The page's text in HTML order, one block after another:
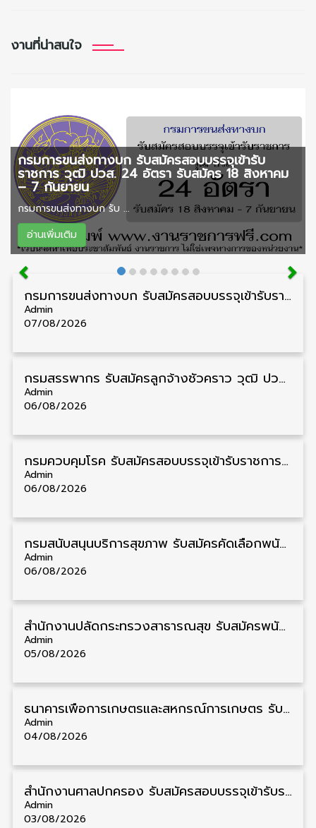
งานที่น่าสนใจ
กรมการขนส่งทางบก รับสมัครสอบบรรจุเข้ารับ
ราชการ วุฒิ ปวส. 24 อัตรา รับสมัคร 18 สิงหาคม
– 7 กันยายน
กรมการขนส่งทางบก รับ ...
อ่านเพิ่มเติม
กรมการขนส่งทางบก รับสมัครสอบบรรจุเข้ารับราชการ วุฒิ ปวส. 24 อัตรา รับสมัคร 18 สิงหาคม – 7 กันยายน
Admin
07/08/2026
กรมสรรพากร รับสมัครลูกจ้างชั่วคราว วุฒิ ปวช./ป.ตรี 138 อัตรา รับสมัคร 17 – 31 สิงหาคม
Admin
06/08/2026
กรมควบคุมโรค รับสมัครสอบบรรจุเข้ารับราชการ วุฒิ ปวส./ป.ตรี 17 อัตรา รับสมัคร 17 สิงหาคม – 4 กันยายน
Admin
06/08/2026
กรมสนับสนุนบริการสุขภาพ รับสมัครคัดเลือกพนักงานราชการ วุฒิ ปวส./ป.ตรี 13 อัตรา รับสมัคร 11 – 20 สิงหาคม
Admin
06/08/2026
สำนักงานปลัดกระทรวงสาธารณสุข รับสมัครพนักงานราชการรูปแบบพิเศษ วุฒิ ปวส./ป.ตรี 102 อัตรา รับสมัคร 17 – 28 สิงหาคม
Admin
05/08/2026
ธนาคารเพื่อการเกษตรและสหกรณ์การเกษตร รับสมัครบุคคลเพื่อเป็นผู้ช่วยพนักงาน วุฒิ ป.ตรี 5 อัตรา รับสมัคร 4 – 14 สิงหาคม
Admin
04/08/2026
สํานักงานศาลปกครอง รับสมัครสอบบรรจุเข้ารับราชการ วุฒิ ป.ตรี 72 อัตรา รับสมัคร 31 สิงหาคม – 18 กันยายน
Admin
03/08/2026